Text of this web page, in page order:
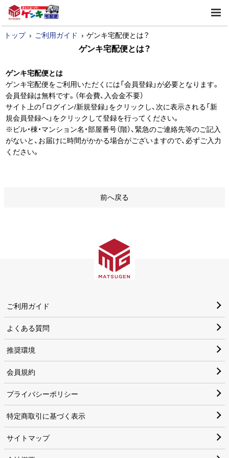
トップ ご利用ガイド ゲンキ宅配便とは？
ゲンキ宅配便とは？
ゲンキ宅配便とは
ゲンキ宅配便をご利用いただくには「会員登録」が必要となります。
会員登録は無料です。（年会費、入会金不要）
サイト上の「ログイン/新規登録」をクリックし、次に表示される「新
規会員登録へ」をクリックして登録を行ってください。
※ビル・棟・マンション名・部屋番号（階）、緊急のご連絡先等のご記入
がないと、お届けに時間がかかる場合がございますので、必ずご入力
ください。
前へ戻る
ご利用ガイド
よくある質問
推奨環境
会員規約
プライバシーポリシー
特定商取引に基づく表示
サイトマップ